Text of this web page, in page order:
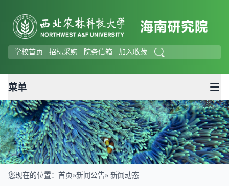
学校首页 招标采购 院务信箱 加入收藏
菜单
您现在的位置： 首页»新闻公告» 新闻动态